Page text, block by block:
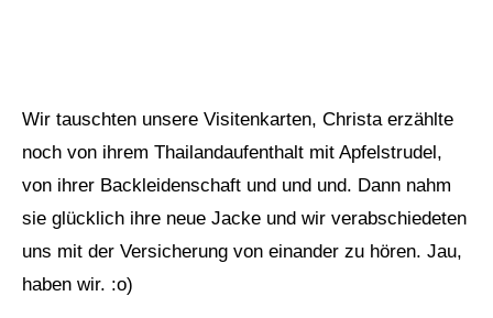
Wir tauschten unsere Visitenkarten, Christa erzählte
noch von ihrem Thailandaufenthalt mit Apfelstrudel,
von ihrer Backleidenschaft und und und. Dann nahm
sie glücklich ihre neue Jacke und wir verabschiedeten
uns mit der Versicherung von einander zu hören. Jau,
haben wir. :o)